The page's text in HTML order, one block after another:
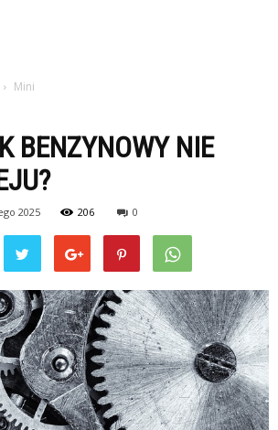
Mini
BENZYNOWY NIE
2025 206 0